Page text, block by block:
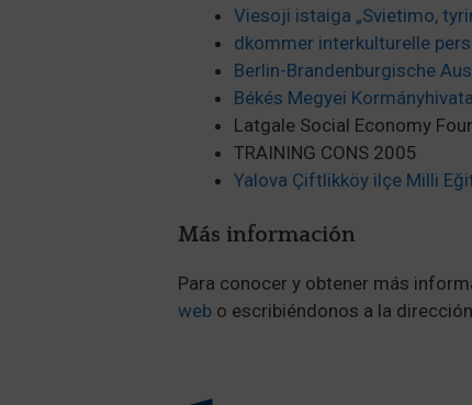
Viesoji istaiga „Svietimo,
dkommer interkulturelle
Berlin-Brandenburgische
Békés Megyei
Latgale Social Economy
TRAINING CONS 2005
Yalova Çiftlikköy ilçe Milli
Más información
Para conocer y obtener más
web o escribiéndonos a la